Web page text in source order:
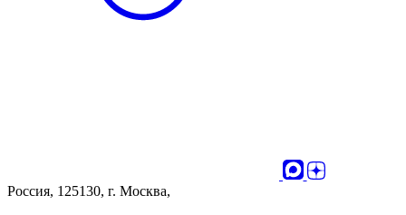
Россия, 125130, г. Москва,